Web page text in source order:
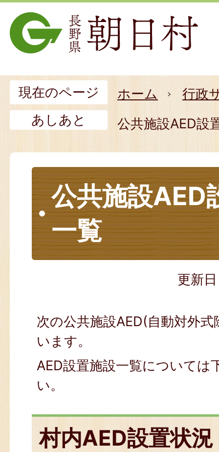
現在のページ ホーム
行政
あしあと
公共施設AED設
公共施設AED
一覧
更新
次の公共施設AED(自動対外
います。
AED設置施設一覧については
い。
村内AED設置状況